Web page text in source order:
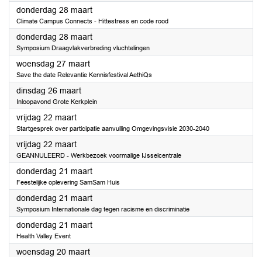
donderdag 28 maart2024
Climate Campus Connects - Hittestress en code rood
donderdag 28 maart2024
Symposium Draagvlakverbreding vluchtelingen
woensdag 27 maart2024
Save the date Relevantie Kennisfestival AethiQs
dinsdag 26 maart2024
Inloopavond Grote Kerkplein
vrijdag 22 maart2024
Startgesprek over participatie aanvulling Omgevingsvisie 2030-2040
vrijdag 22 maart2024
GEANNULEERD - Werkbezoek voormalige IJsselcentrale
donderdag 21 maart2024
Feestelijke oplevering SamSam Huis
donderdag 21 maart2024
Symposium Internationale dag tegen racisme en discriminatie
donderdag 21 maart2024
Health Valley Event
woensdag 20 maart2024